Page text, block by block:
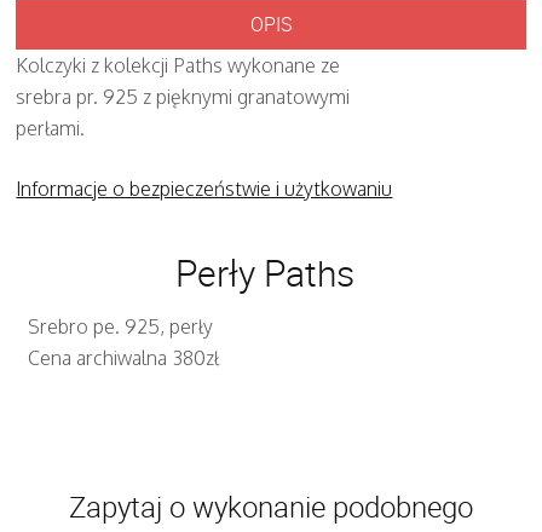
OPIS
Kolczyki z kolekcji Paths wykonane ze
srebra pr. 925 z pięknymi granatowymi
perłami.
Informacje o bezpieczeństwie i użytkowaniu
Perły Paths
Srebro pe. 925, perły
Cena archiwalna 380zł
Zapytaj o wykonanie podobnego